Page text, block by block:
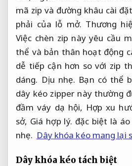
mã zip và đường khâu cài
phải của lỗ mở. Thương
Việc chèn zip này yêu cầu
thể và bản thân hoạt động
dễ tiếp cận hơn so với zip
dáng. Dịu nhẹ. Bạn có thể
dây kéo zipper này thường
đầm váy dạ hội, Hợp xu
sở, Giá hợp lý. đặc biệt là
nhẹ. Dây khóa kéo mang lại
Dây khóa kéo tách biệt